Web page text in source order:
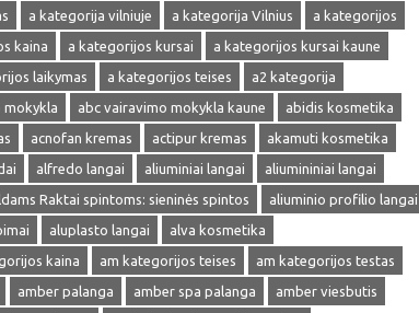
a kategorija vilniuje a kategorija Vilnius
a kategorijos
kaina a kategorijos kursai
a kategorijos kursai kaune
laikymas a kategorijos teises
a2 kategorija
mokykla abc vairavimo mokykla kaune
abidis kosmetika
acnofan kremas actipur kremas
akamuti kosmetika
alfredo langai aliuminiai langai
aliumininiai langai
Raktai spintoms: sieninės spintos
aliuminio profilio langai
aluplasto langai
alva kosmetika
kaina am kategorijos teises
am kategorijos testas
amber palanga amber spa palanga
amber viesbutis